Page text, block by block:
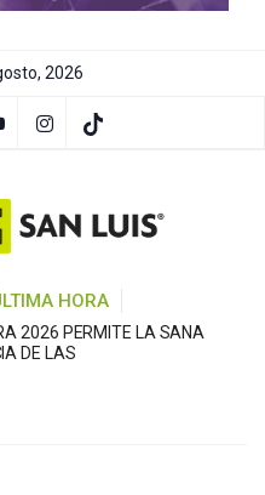
2026
HORA
2026 PERMITE LA SANA
DE LAS